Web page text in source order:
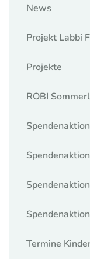
News
Projekt Labbi
Projekte
ROBI
Termine